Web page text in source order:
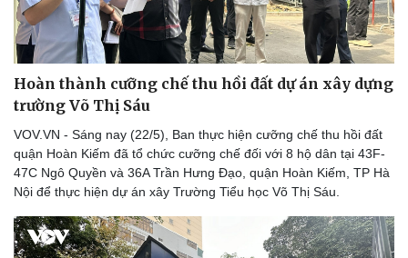
Hoàn thành cưỡng chế thu hồi đất dự án xây dựng
trường Võ Thị Sáu
VOV.VN - Sáng nay (22/5), Ban thực hiện cưỡng chế thu hồi đất
quận Hoàn Kiếm đã tổ chức cưỡng chế đối với 8 hộ dân tại 43F-
47C Ngô Quyền và 36A Trần Hưng Đạo, quận Hoàn Kiếm, TP Hà
Nội để thực hiện dự án xây Trường Tiểu học Võ Thị Sáu.